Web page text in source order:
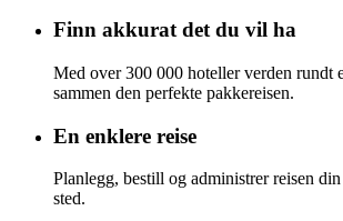
Finn akkurat det du vil ha
Med over 300 000 hoteller verden rundt
sammen den perfekte pakkereisen.
En enklere reise
Planlegg, bestill og administrer reisen
sted.